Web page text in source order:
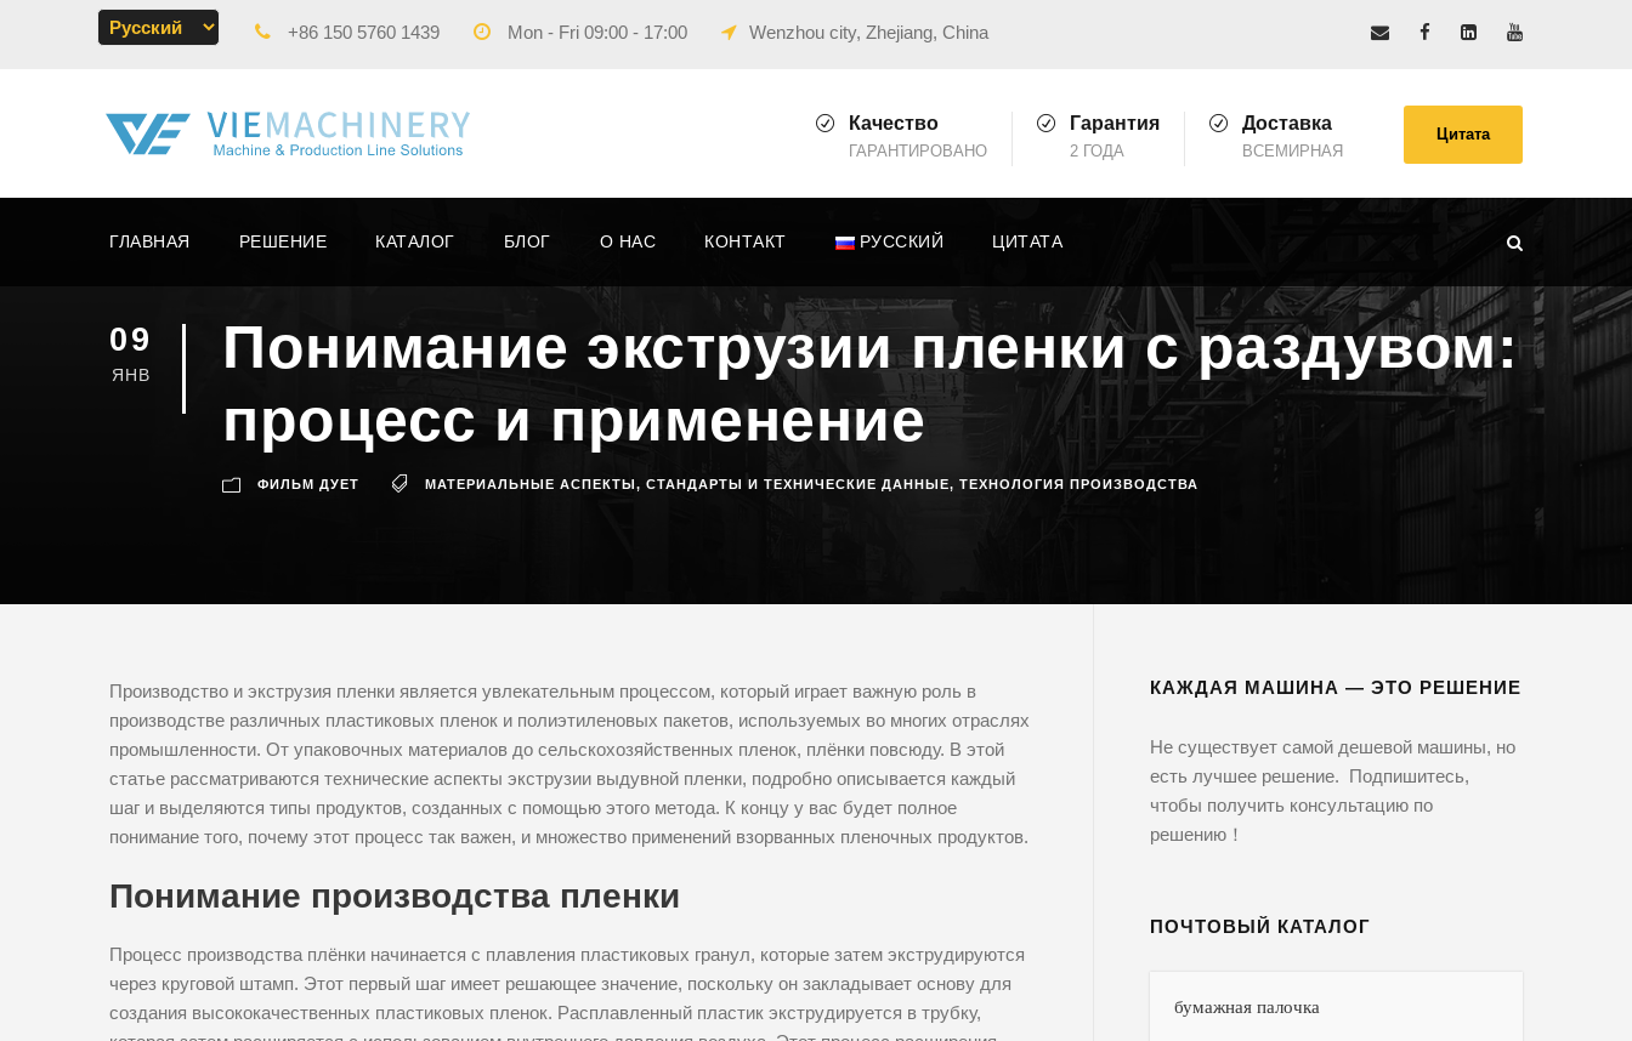
+86 150 5760 1439 Mon - Fri 09:00 - 17:00 Wenzhou city, Zhejiang, China
Качество
ГАРАНТИРОВАНО
Гарантия
2 ГОДА
Доставка
ВСЕМИРНАЯ
Цитата
ГЛАВНАЯ РЕШЕНИЕ КАТАЛОГ БЛОГ О НАС КОНТАКТ РУССКИЙ ЦИТАТА
09
ЯНВ
Понимание экструзии пленки с раздувом:
процесс и применение
ФИЛЬМ ДУЕТ МАТЕРИАЛЬНЫЕ АСПЕКТЫ , СТАНДАРТЫ И ТЕХНИЧЕСКИЕ ДАННЫЕ, ТЕХНОЛОГИЯ ПРОИЗВОДСТВА
Производство и экструзия пленки является увлекательным процессом, который играет важную роль в
производстве различных пластиковых пленок и полиэтиленовых пакетов, используемых во многих отраслях
промышленности. От упаковочных материалов до сельскохозяйственных пленок, плёнки повсюду. В этой
статье рассматриваются технические аспекты экструзии выдувной пленки, подробно описывается каждый
шаг и выделяются типы продуктов, созданных с помощью этого метода. К концу у вас будет полное
понимание того, почему этот процесс так важен, и множество применений взорванных пленочных продуктов.
Понимание производства пленки
Процесс производства плёнки начинается с плавления пластиковых гранул, которые затем экструдируются
через круговой штамп. Этот первый шаг имеет решающее значение, поскольку он закладывает основу для
создания высококачественных пластиковых пленок. Расплавленный пластик экструдируется в трубку,
КАЖДАЯ МАШИНА — ЭТО РЕШЕНИЕ
Не существует самой дешевой машины, но
есть лучшее решение. Подпишитесь,
чтобы получить консультацию по
решению！
ПОЧТОВЫЙ КАТАЛОГ
бумажная палочка